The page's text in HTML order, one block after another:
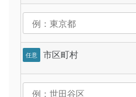
任意 市区町村